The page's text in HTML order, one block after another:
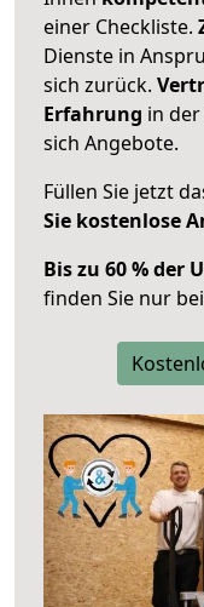
einer Checkliste.
Dienste in
sich zurück.
Erfahrung in
sich Angebote.
Füllen Sie jetzt
Sie kostenlose
Bis zu 60 % der
finden Sie nur